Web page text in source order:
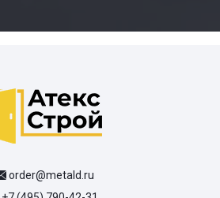
order@metald.ru